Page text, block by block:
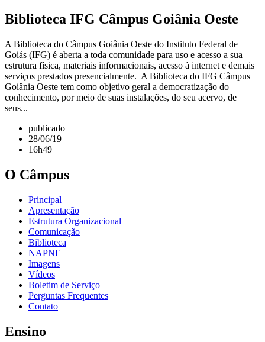
Biblioteca IFG Câmpus Goiânia Oeste
A Biblioteca do Câmpus Goiânia Oeste do Instituto Federal de
Goiás (IFG) é aberta a toda comunidade para uso e acesso a sua
estrutura física, materiais informacionais, acesso à internet e demais
serviços prestados presencialmente. A Biblioteca do IFG Câmpus
Goiânia Oeste tem como objetivo geral a democratização do
conhecimento, por meio de suas instalações, do seu acervo, de
seus...
publicado
28/06/19
16h49
O Câmpus
Principal
Apresentação
Estrutura Organizacional
Comunicação
Biblioteca
NAPNE
Imagens
Vídeos
Boletim de Serviço
Perguntas Frequentes
Contato
Ensino